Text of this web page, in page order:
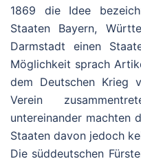
1869 die Idee
Staaten Bayern,
Darmstadt einen
Möglichkeit sprach
dem Deutschen Krieg
Verein
untereinander machten
Staaten davon jedoch
Die süddeutschen